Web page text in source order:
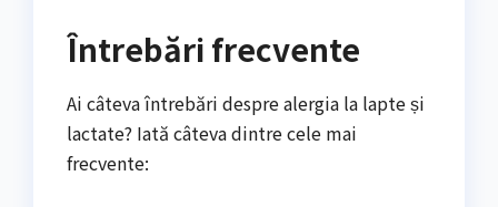
Întrebări frecvente
Ai câteva întrebări despre alergia la lapte și
lactate? Iată câteva dintre cele mai
frecvente: